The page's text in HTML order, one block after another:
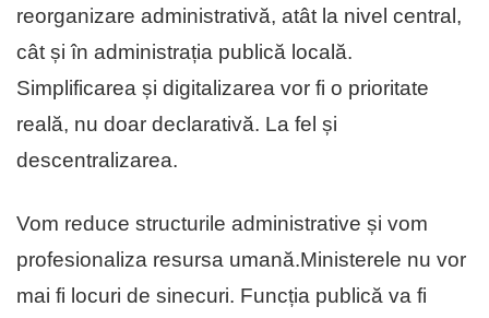
reorganizare administrativă, atât la nivel central,
cât și în administrația publică locală.
Simplificarea și digitalizarea vor fi o prioritate
reală, nu doar declarativă. La fel și
descentralizarea.
Vom reduce structurile administrative și vom
profesionaliza resursa umană.Ministerele nu vor
mai fi locuri de sinecuri. Funcția publică va fi